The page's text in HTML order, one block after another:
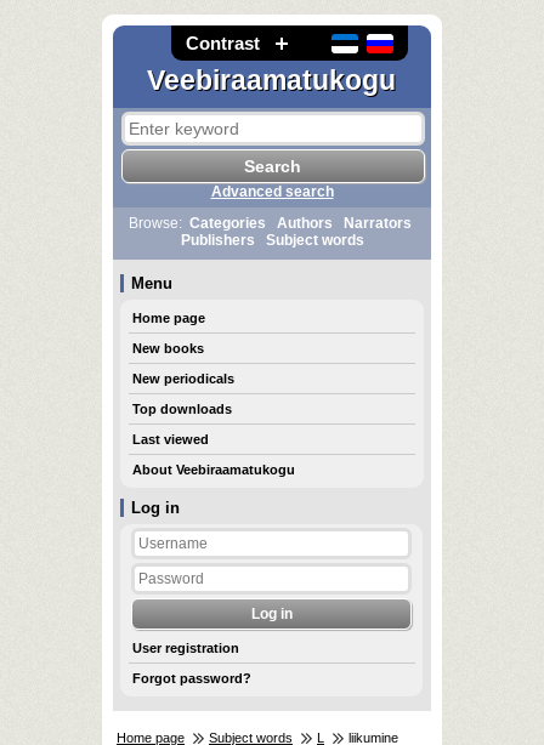
Contrast
Veebiraamatukogu
Log in
User registration
Forgot password?
Advanced search
Browse: Categories Authors
Narrators
Publishers
Subject words
Menu
Home page
New books
New periodicals
Top downloads
Last viewed
About Veebiraamatukogu
Home page Subject words L liikumine